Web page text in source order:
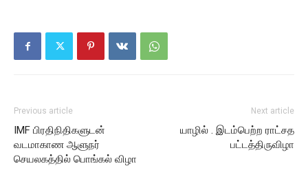
Previous article
IMF பிரதிநிதிகளுடன்
வடமாகாண ஆளுநர்
செயலகத்தில் பொங்கல் விழா
Next article
யாழில் . இடம்பெற்ற ராட்சத
பட்டத்திருவிழா